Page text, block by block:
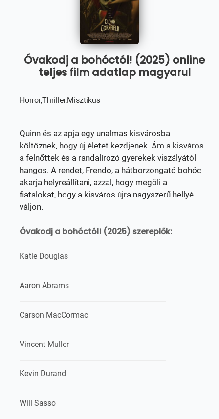
Óvakodj a bohóctól! (2025) online
teljes film adatlap magyarul
Horror,Thriller,Misztikus
Quinn és az apja egy unalmas kisvárosba
költöznek, hogy új életet kezdjenek. Ám a kisváros
a felnőttek és a randalírozó gyerekek viszályától
hangos. A rendet, Frendo, a hátborzongató bohóc
akarja helyreállítani, azzal, hogy megöli a
fiatalokat, hogy a kisváros újra nagyszerű hellyé
váljon.
Óvakodj a bohóctól! (2025) szereplők:
Katie Douglas
Aaron Abrams
Carson MacCormac
Vincent Muller
Kevin Durand
Will Sasso